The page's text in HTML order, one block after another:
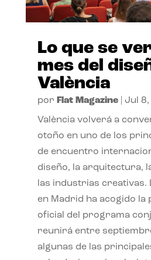
Lo que se
mes del
València
por Flat Magazine| Jul
València volverá a
otoño en uno de los
de encuentro
diseño, la arquitectura,
las industrias creativas.
en Madrid ha acogido la
oficial del programa
reunirá entre
algunas de las